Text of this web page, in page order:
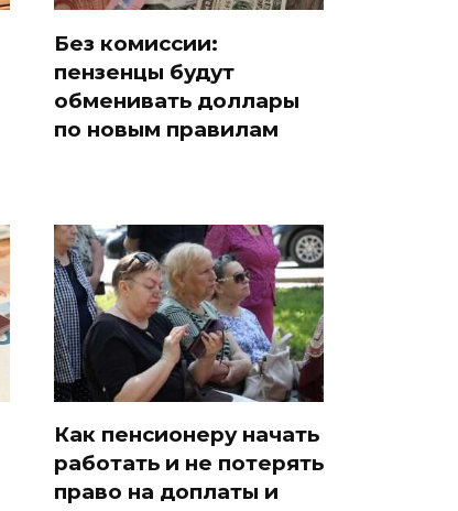
Без комиссии:
пензенцы будут
обменивать доллары
по новым правилам
Как пенсионеру начать
работать и не потерять
право на доплаты и